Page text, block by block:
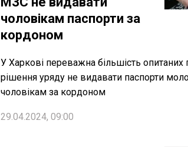
чоловікам паспорти за
кордоном
У Харкові переважна більшість опитаних
рішення уряду не видавати паспорти
чоловікам за кордоном
29.04.2024, 09:00